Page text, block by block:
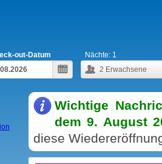
out-Datum
2 Erwachsene
Nächte: 1
Wichtige
dem 9. August
diese